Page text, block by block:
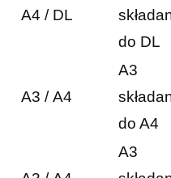
A4 / DL
do DL
A3 / A4
A3
do A4
A3